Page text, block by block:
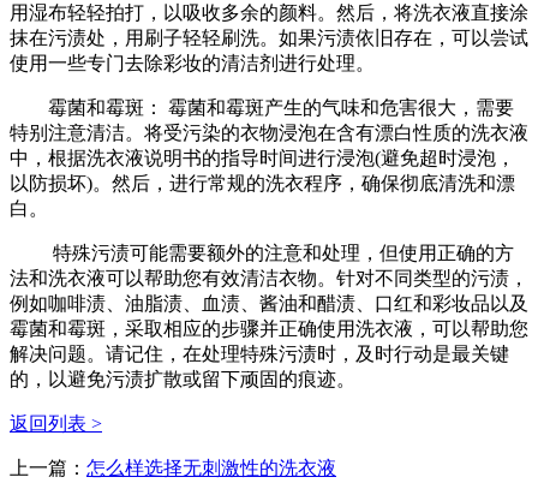
用湿布轻轻拍打，以吸收多余的颜料。然后，将洗衣液直接涂
抹在污渍处，用刷子轻轻刷洗。如果污渍依旧存在，可以尝试
使用一些专门去除彩妆的清洁剂进行处理。
霉菌和霉斑： 霉菌和霉斑产生的气味和危害很大，需要
特别注意清洁。将受污染的衣物浸泡在含有漂白性质的洗衣液
中，根据洗衣液说明书的指导时间进行浸泡(避免超时浸泡，
以防损坏)。然后，进行常规的洗衣程序，确保彻底清洗和漂
白。
特殊污渍可能需要额外的注意和处理，但使用正确的方
法和洗衣液可以帮助您有效清洁衣物。针对不同类型的污渍，
例如咖啡渍、油脂渍、血渍、酱油和醋渍、口红和彩妆品以及
霉菌和霉斑，采取相应的步骤并正确使用洗衣液，可以帮助您
解决问题。请记住，在处理特殊污渍时，及时行动是最关键
的，以避免污渍扩散或留下顽固的痕迹。
返回列表 >
上一篇： 怎么样选择无刺激性的洗衣液